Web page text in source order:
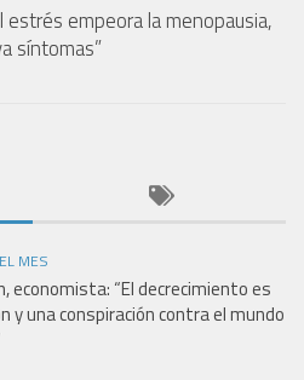
estrés empeora la menopausia,
síntomas”
MES
economista: “El decrecimiento es
y una conspiración contra el mundo